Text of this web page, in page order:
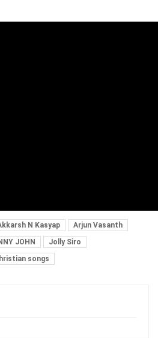
N Kasyap
Arjun Vasanth
JOHN
Jolly Siro
songs